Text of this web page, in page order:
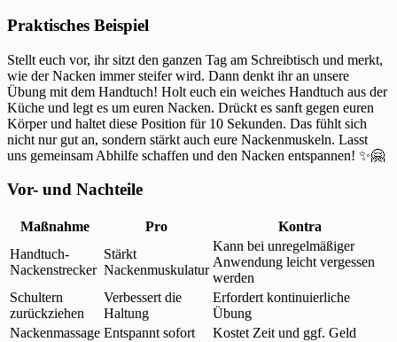
Praktisches Beispiel
Stellt euch vor, ihr sitzt den ganzen Tag am Schreibtisch und merkt,
wie der Nacken immer steifer wird. Dann denkt ihr an unsere
Übung mit dem Handtuch! Holt euch ein weiches Handtuch aus der
Küche und legt es um euren Nacken. Drückt es sanft gegen euren
Körper und haltet diese Position für 10 Sekunden. Das fühlt sich
nicht nur gut an, sondern stärkt auch eure Nackenmuskeln. Lasst
uns gemeinsam Abhilfe schaffen und den Nacken entspannen! ✨🤗
Vor- und Nachteile
Maßnahme Pro
Kontra
Handtuch-
Nackenstrecker
Stärkt
Nackenmuskulatur
Kann bei unregelmäßiger
Anwendung leicht vergessen
werden
Schultern
zurückziehen
Verbessert die
Haltung
Erfordert kontinuierliche
Übung
Nackenmassage Entspannt sofort Kostet Zeit und ggf. Geld